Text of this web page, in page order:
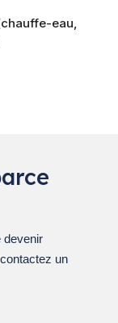
eau,
devenir
un